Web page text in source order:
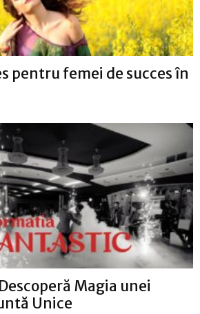
pentru femei de succes în
Magia unei
Unice